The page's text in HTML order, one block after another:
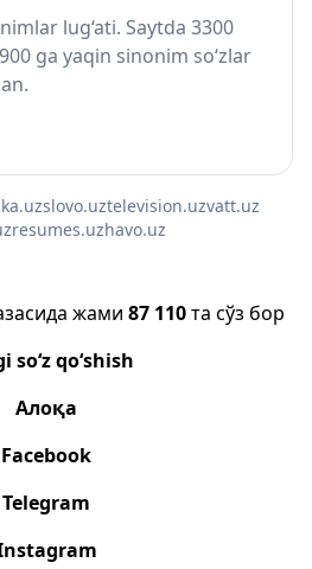
lug‘ati. Saytda 3300
ga yaqin sinonim so‘zlar
slovo.uztelevision.uzvatt.uz
resumes.uzhavo.uz
жами 87 110та сўз бор
so‘z qo‘shish
Алоқа
Facebook
Telegram